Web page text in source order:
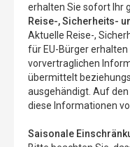
erhalten Sie sofort Ihr
Reise-, Sicherheits-
Aktuelle Reise-,
für EU-Bürger
vorvertraglichen
übermittelt
ausgehändigt. Auf
diese Informationen
Saisonale